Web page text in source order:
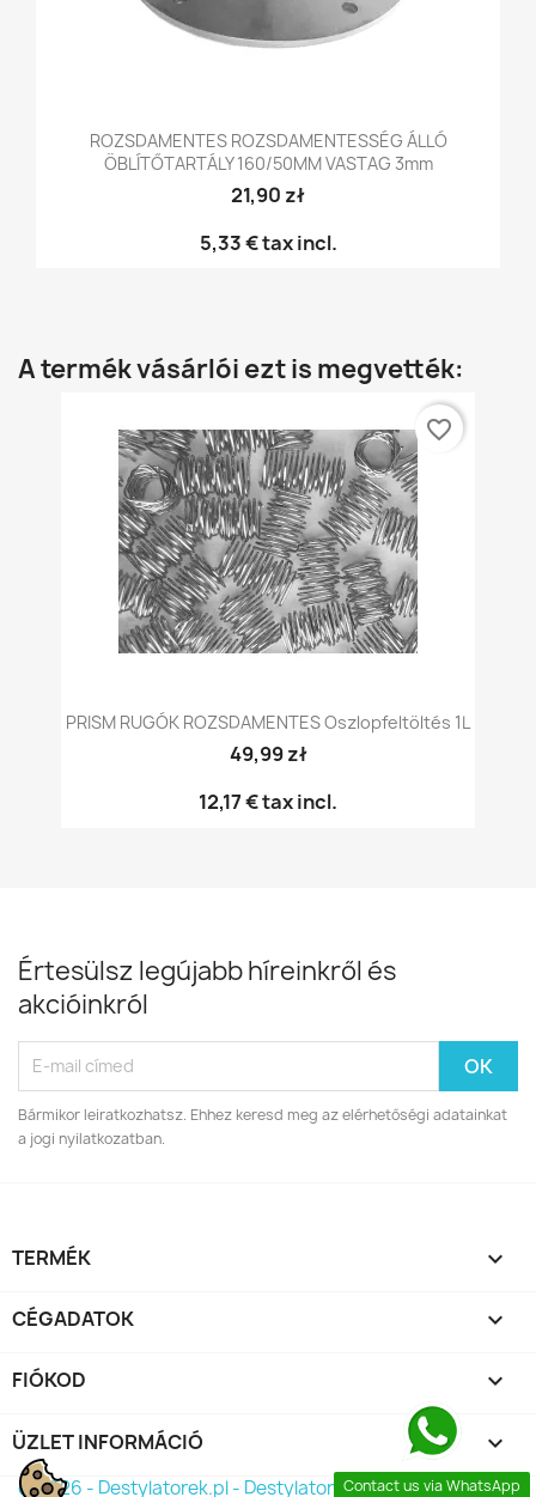
ROZSDAMENTES ROZSDAMENTESSÉG ÁLLÓ
ÖBLÍTŐTARTÁLY 160/50MM VASTAG 3mm
21,90 zł
5,33 €tax incl.
A termék vásárlói ezt is megvették:
PRISM RUGÓK ROZSDAMENTES Oszlopfeltöltés 1L
49,99 zł
12,17 €tax incl.
favorite_border
Értesülsz legújabb híreinkről és
akcióinkról
Bármikor leiratkozhatsz. Ehhez keresd meg az elérhetőségi adatainkat
a jogi nyilatkozatban.
TERMÉK 
CÉGADATOK 
FIÓKOD 
Contact us via WhatsApp
ÜZLET INFORMÁCIÓ keyboard_arrow_down
© 2026 - Destylatorek.pl - Destylator 2026